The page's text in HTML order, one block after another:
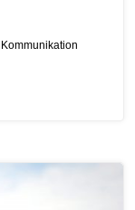
Kommunikation